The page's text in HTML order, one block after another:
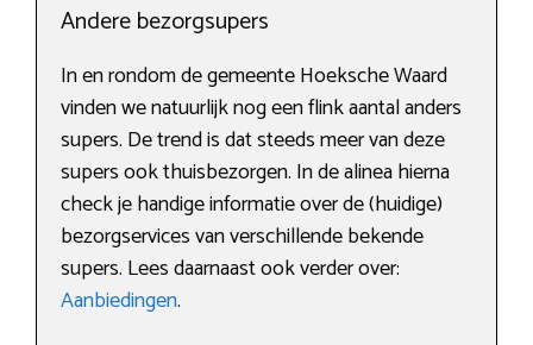
Andere bezorgsupers
In en rondom de gemeente Hoeksche Waard
vinden we natuurlijk nog een flink aantal anders
supers. De trend is dat steeds meer van deze
supers ook thuisbezorgen. In de alinea hierna
check je handige informatie over de (huidige)
bezorgservices van verschillende bekende
supers. Lees daarnaast ook verder over:
Aanbiedingen.